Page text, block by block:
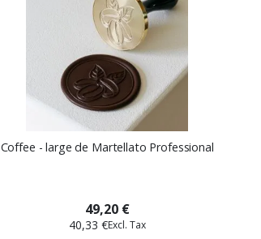
Coffee - large de Martellato Professional
49,20 €
40,33 €